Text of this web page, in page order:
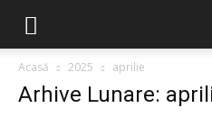
Acasă 2025 aprilie
Arhive Lunare: